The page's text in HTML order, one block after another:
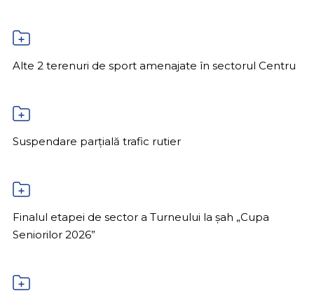
Alte 2 terenuri de sport amenajate în sectorul Centru
Suspendare parțială trafic rutier
Finalul etapei de sector a Turneului la șah „Cupa
Seniorilor 2026”